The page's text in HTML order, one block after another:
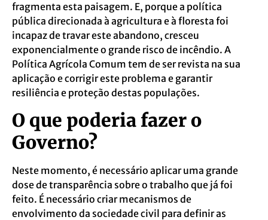
fragmenta esta paisagem. E, porque a política
pública direcionada à agricultura e à floresta foi
incapaz de travar este abandono, cresceu
exponencialmente o grande risco de incêndio. A
Política Agrícola Comum tem de ser revista na sua
aplicação e corrigir este problema e garantir
resiliência e proteção destas populações.
O que poderia fazer o
Governo?
Neste momento, é necessário aplicar uma grande
dose de transparência sobre o trabalho que já foi
feito. É necessário criar mecanismos de
envolvimento da sociedade civil para definir as